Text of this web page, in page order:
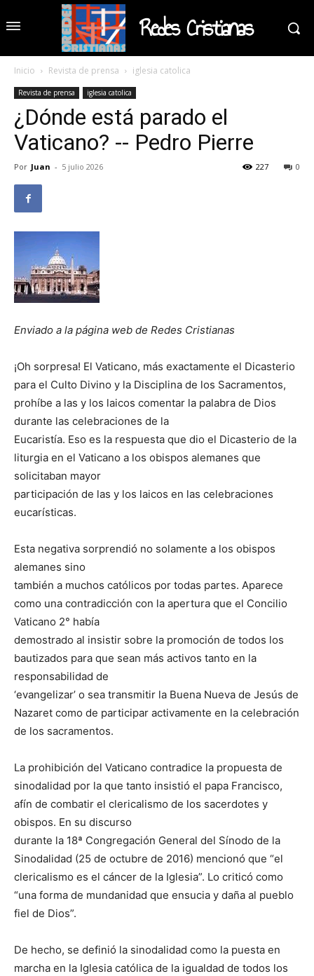
Redes Cristianas
Inicio Revista de prensa iglesia catolica
Revista de prensa iglesia catolica
¿Dónde está parado el
Vaticano? -- Pedro Pierre
Por Juan - 5 julio 2026 0
227
Enviado a la página web de Redes Cristianas
¡Oh sorpresa! El Vaticano, más exactamente el Dicasterio
para el Culto Divino y la Disciplina de los Sacramentos,
prohíbe a las y los laicos comentar la palabra de Dios
durante las celebraciones de la
Eucaristía. Eso es la respuesta que dio el Dicasterio de la
liturgia en el Vaticano a los obispos alemanes que
solicitaban mayor
participación de las y los laicos en las celebraciones
eucarísticas.
Esta negativa sorprendió no solamente a los obispos
alemanes sino
también a muchos católicos por todas partes. Aparece
como una contradicción con la apertura que el Concilio
Vaticano 2° había
demostrado al insistir sobre la promoción de todos los
bautizados para que sean más activos tanto en la
responsabilidad de
‘evangelizar’ o sea transmitir la Buena Nueva de Jesús de
Nazaret como de participar activamente en la celebración
de los sacramentos.
La prohibición del Vaticano contradice la propuesta de
sinodalidad por la que tanto insistió el papa Francisco,
afín de combatir el clericalismo de los sacerdotes y
obispos. En su discurso
durante la 18ª Congregación General del Sínodo de la
Sinodalidad (25 de octubre de 2016) mencionó que “el
clericalismo es el cáncer de la Iglesia”. Lo criticó como
“una forma de mundanidad que ensucia y daña al pueblo
fiel de Dios”.
De hecho, se definió la sinodalidad como la puesta en
marcha en la Iglesia católica de la igualdad de todos los